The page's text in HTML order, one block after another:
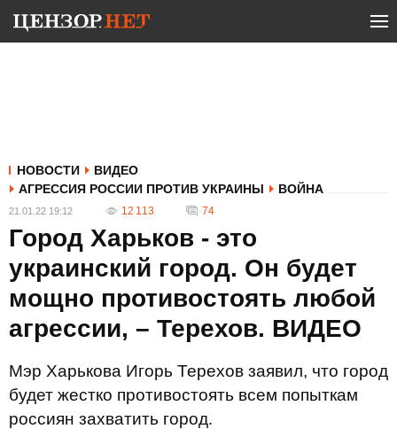
НОВОСТИ
ВИДЕО
АГРЕССИЯ РОССИИ ПРОТИВ УКРАИНЫ
ВОЙНА
21.01.22 19:12 12 113 74
Город Харьков - это
украинский город. Он будет
мощно противостоять любой
агрессии, – Терехов. ВИДЕО
Мэр Харькова Игорь Терехов заявил, что город
будет жестко противостоять всем попыткам
россиян захватить город.